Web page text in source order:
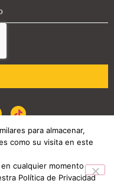
para almacenar,
como su visita en este
cualquier momento
Política de Privacidad